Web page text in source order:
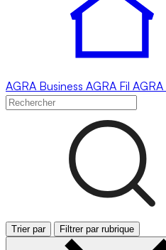
AGRA Business AGRA Fil AGRA
Trier par Filtrer par rubrique